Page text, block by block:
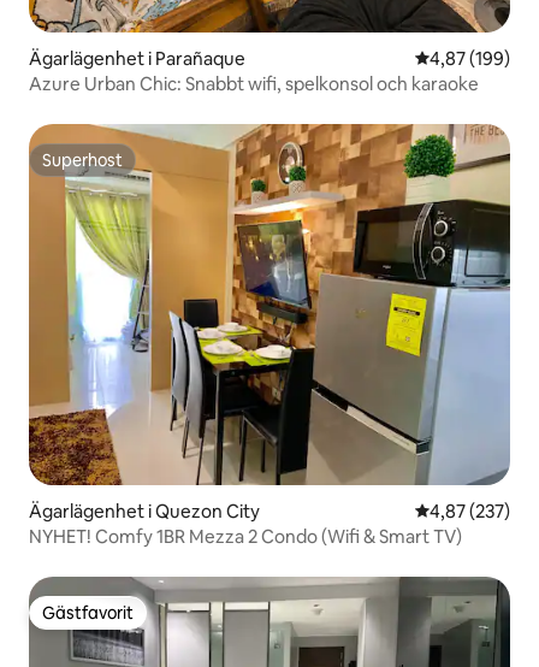
Ägarlägenhet i Parañaque 4,87 av 5 i
4,87 (199)
Azure Urban Chic: Snabbt wifi, spelkonsol och karaoke
Superhost
Superhost
Ägarlägenhet i Quezon City 4,87 av 5 i
4,87 (237)
NYHET! Comfy 1BR Mezza 2 Condo (Wifi & Smart TV)
Gästfavorit
Gästfavorit